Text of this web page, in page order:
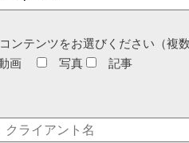
ンテンツをお選びください（複数
画
写真 記事